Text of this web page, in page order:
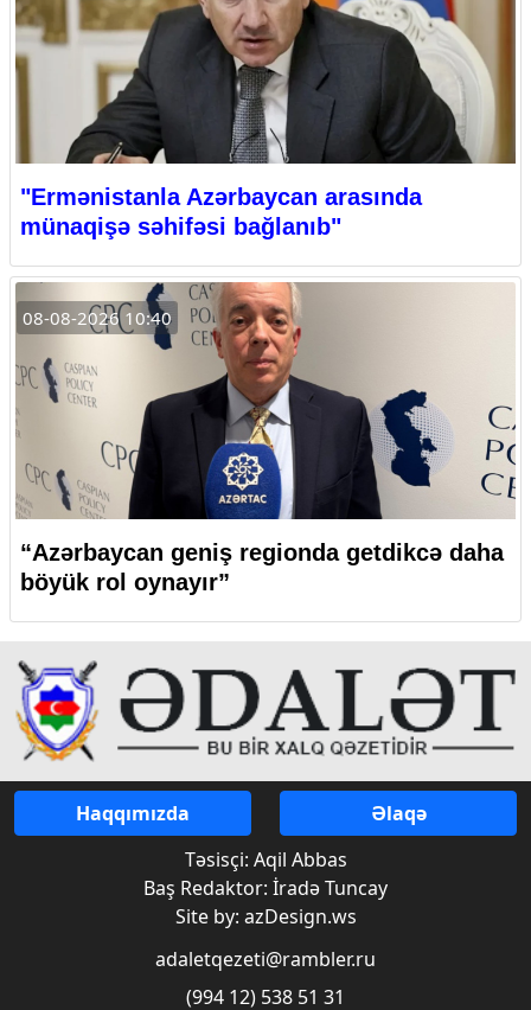
"Ermənistanla Azərbaycan arasında
münaqişə səhifəsi bağlanıb"
08-08-2026 10:40
“Azərbaycan geniş regionda getdikcə daha
böyük rol oynayır”
Haqqımızda
Əlaqə
Təsisçi: Aqil Abbas
Baş Redaktor: İradə Tuncay
Site by: azDesign.ws
adaletqezeti@rambler.ru
(994 12) 538 51 31